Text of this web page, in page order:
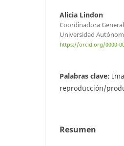
Alicia Lindon
Coordinadora
Universidad
https://orcid.org/0000-
Palabras clave:
reproducción/
Resumen